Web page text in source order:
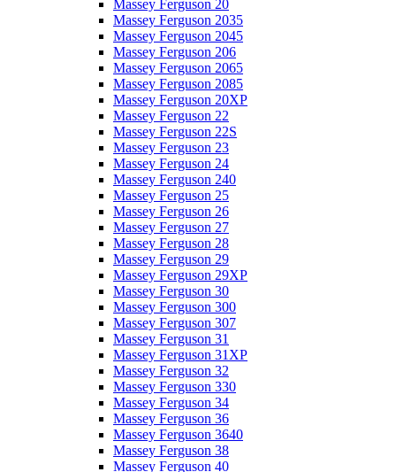
Massey Ferguson 20
Massey Ferguson 2035
Massey Ferguson 2045
Massey Ferguson 206
Massey Ferguson 2065
Massey Ferguson 2085
Massey Ferguson 20XP
Massey Ferguson 22
Massey Ferguson 22S
Massey Ferguson 23
Massey Ferguson 24
Massey Ferguson 240
Massey Ferguson 25
Massey Ferguson 26
Massey Ferguson 27
Massey Ferguson 28
Massey Ferguson 29
Massey Ferguson 29XP
Massey Ferguson 30
Massey Ferguson 300
Massey Ferguson 307
Massey Ferguson 31
Massey Ferguson 31XP
Massey Ferguson 32
Massey Ferguson 330
Massey Ferguson 34
Massey Ferguson 36
Massey Ferguson 3640
Massey Ferguson 38
Massey Ferguson 40